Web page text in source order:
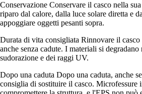
Conservazione Conservare il casco nella
riparo dal calore, dalla luce solare diretta e
appoggiare oggetti pesanti sopra.
Durata di vita consigliata Rinnovare il
anche senza cadute. I materiali si degradano
sudorazione e dei raggi UV.
Dopo una caduta Dopo una caduta, anche
consiglia di sostituire il casco. Microfessure